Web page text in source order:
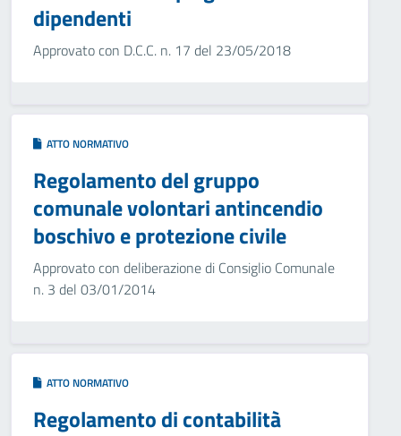
dipendenti
Approvato con D.C.C. n. 17 del 23/05/2018
ATTO NORMATIVO
Regolamento del gruppo
comunale volontari antincendio
boschivo e protezione civile
Approvato con deliberazione di Consiglio Comunale
n. 3 del 03/01/2014
ATTO NORMATIVO
Regolamento di contabilità